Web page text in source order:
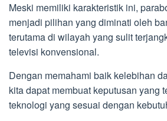
Meski memiliki karakteristik ini,
menjadi pilihan yang diminati oleh
terutama di wilayah yang sulit
televisi konvensional.
Dengan memahami baik kelebihan
kita dapat membuat keputusan yang
teknologi yang sesuai dengan